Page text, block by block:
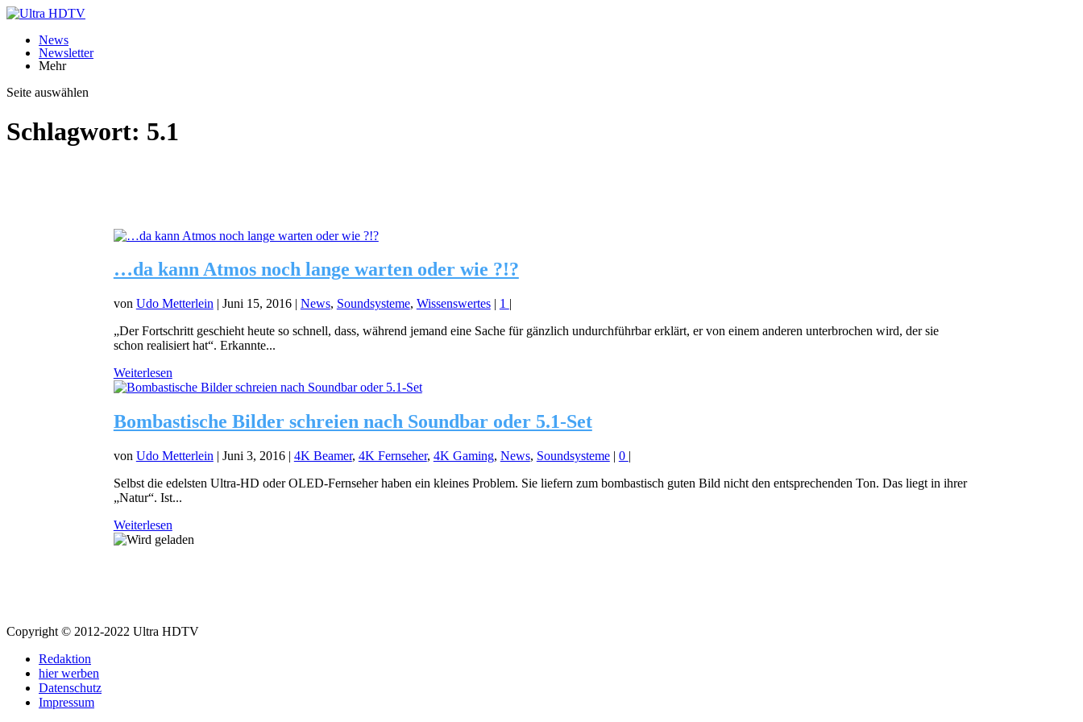
News
Newsletter
Mehr
Seite auswählen
Schlagwort: 5.1
…da kann Atmos noch lange warten oder wie ?!?
von Udo Metterlein | Juni 15, 2016| News, Soundsysteme, Wissenswertes| 1 |
„Der Fortschritt geschieht heute so schnell, dass, während jemand eine Sache für gänzlich undurchführbar erklärt, er von einem anderen unterbrochen wird, der sie
schon realisiert hat“. Erkannte...
Weiterlesen
Bombastische Bilder schreien nach Soundbar oder 5.1-Set
von Udo Metterlein | Juni 3, 2016| 4K Beamer, 4K Fernseher, 4K Gaming, News, Soundsysteme| 0 |
Selbst die edelsten Ultra-HD oder OLED-Fernseher haben ein kleines Problem. Sie liefern zum bombastisch guten Bild nicht den entsprechenden Ton. Das liegt in ihrer
„Natur“. Ist...
Weiterlesen
Copyright © 2012-2022 Ultra HDTV
Redaktion
hier werben
Datenschutz
Impressum